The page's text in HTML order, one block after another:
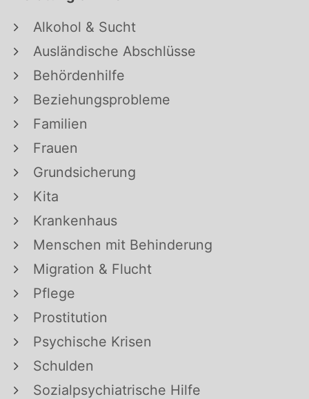
Alkohol & Sucht
Ausländische Abschlüsse
Behördenhilfe
Beziehungsprobleme
Familien
Frauen
Grundsicherung
Kita
Krankenhaus
Menschen mit Behinderung
Migration & Flucht
Pflege
Prostitution
Psychische Krisen
Schulden
Sozialpsychiatrische Hilfe